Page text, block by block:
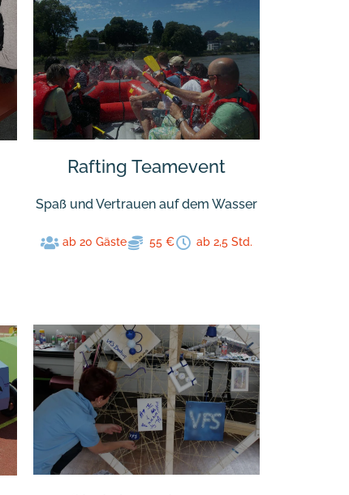
Rafting Teamevent
Spaß und Vertrauen auf dem Wasser
ab 20 Gäste 55 € ab 2,5 Std.